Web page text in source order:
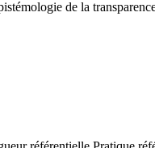
de la